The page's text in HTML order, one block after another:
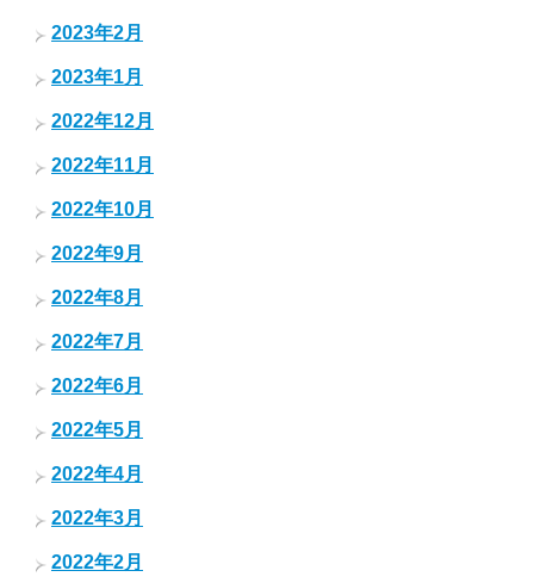
2023年2月
2023年1月
2022年12月
2022年11月
2022年10月
2022年9月
2022年8月
2022年7月
2022年6月
2022年5月
2022年4月
2022年3月
2022年2月